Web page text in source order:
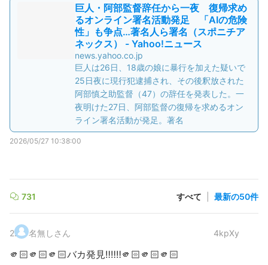
巨人・阿部監督辞任から一夜 復帰求め
るオンライン署名活動発足 「AIの危険
性」も争点…著名人ら署名（スポニチア
ネックス） - Yahoo!ニュース
news.yahoo.co.jp
巨人は26日、18歳の娘に暴行を加えた疑いで
25日夜に現行犯逮捕され、その後釈放された
阿部慎之助監督（47）の辞任を発表した。一
夜明けた27日、阿部監督の復帰を求めるオン
ライン署名活動が発足。著名
2026/05/27 10:38:00
731 すべて 最新の50件
2. 名無しさん 4kpXy
🫵🏻🫵🏻🫵🏻バカ発見‼️‼️‼️🫵🏻🫵🏻🫵🏻